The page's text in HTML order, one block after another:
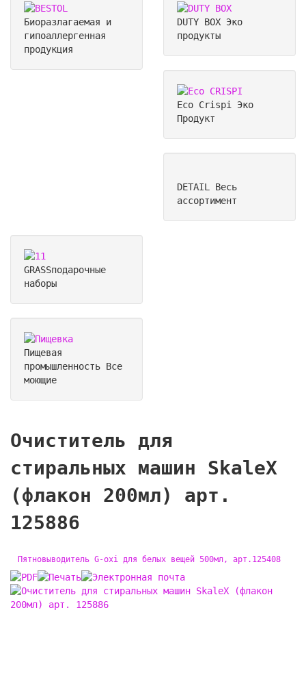
Биоразлагаемая и
гипоаллергенная
продукция
DUTY BOX Эко
продукты
Eco Crispi
Эко
Продукт
DETAIL Весь
ассортимент
GRASSподарочные
наборы
Пищевая
промышленность Все
моющие
Очиститель для
стиральных машин SkaleX
(флакон 200мл) арт.
125886
Пятновыводитель G-oxi для белых вещей 500мл, арт.125408